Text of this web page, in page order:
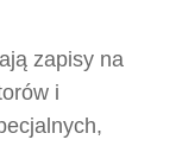
zapisy na
i